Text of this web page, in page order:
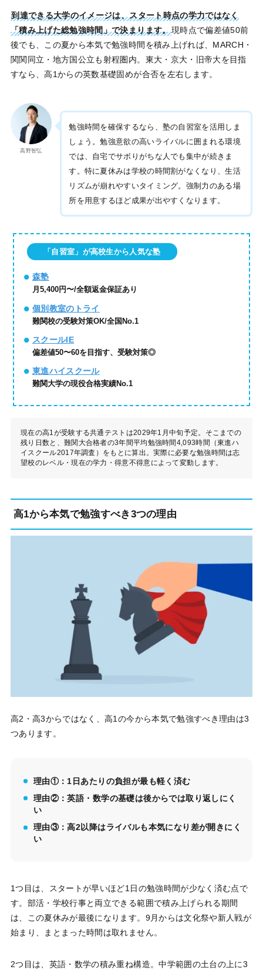
到達できる大学のイメージは、スタート時点の学力ではなく
「積み上げた総勉強時間」で決まります。現時点で偏差値50前
後でも、この夏から本気で勉強時間を積み上げれば、MARCH・
関関同立・地方国公立も射程圏内。東大・京大・旧帝大を目指
すなら、高1からの英数基礎固めが合否を左右します。
高野智弘
勉強時間を確保するなら、塾の自習室を活用しま
しょう。勉強意欲の高いライバルに囲まれる環境
では、自宅でサボりがちな人でも集中が続きま
す。特に夏休みは学校の時間割がなくなり、生活
リズムが崩れやすいタイミング。強制力のある場
所を用意するほど成果が出やすくなります。
「自習室」が高校生から人気な塾
森塾
月5,400円〜/全額返金保証あり
個別教室のトライ
難関校の受験対策OK/全国No.1
スクールIE
偏差値50〜60を目指す、受験対策◎
東進ハイスクール
難関大学の現役合格実績No.1
現在の高1が受験する共通テストは2029年1月中旬予定。そこまでの
残り日数と、難関大合格者の3年間平均勉強時間4,093時間（東進ハ
イスクール2017年調査）をもとに算出。実際に必要な勉強時間は志
望校のレベル・現在の学力・得意不得意によって変動します。
高1から本気で勉強すべき3つの理由
高2・高3からではなく、高1の今から本気で勉強すべき理由は3
つあります。
理由①：1日あたりの負担が最も軽く済む
理由②：英語・数学の基礎は後からでは取り返しにく
い
理由③：高2以降はライバルも本気になり差が開きにく
い
1つ目は、スタートが早いほど1日の勉強時間が少なく済む点で
す。部活・学校行事と両立できる範囲で積み上げられる期間
は、この夏休みが最後になります。9月からは文化祭や新人戦が
始まり、まとまった時間は取れません。
2つ目は、英語・数学の積み重ね構造。中学範囲の土台の上に3